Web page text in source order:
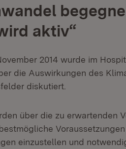
aktiv“
2014 wurde im
die Auswirkungen des
diskutiert.
über die zu erwartenden
Voraussetzungen
einzustellen und